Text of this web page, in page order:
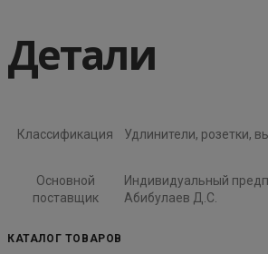
Детали
Классификация Удлинители, розетки,
Основной
поставщик
Индивидуальный
Абибулаев Д.С.
КАТАЛОГ ТОВАРОВ